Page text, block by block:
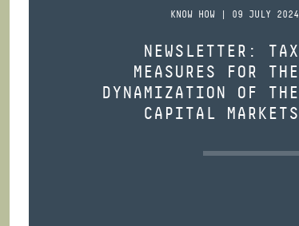
KNOW HOW | 09 JULY 2024
NEWSLETTER: TAX
MEASURES FOR THE
DYNAMIZATION OF THE
CAPITAL MARKETS